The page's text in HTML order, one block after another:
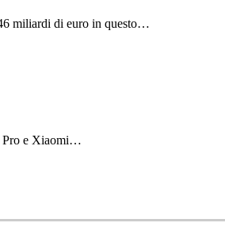
miliardi di euro in questo…
Pro e Xiaomi…